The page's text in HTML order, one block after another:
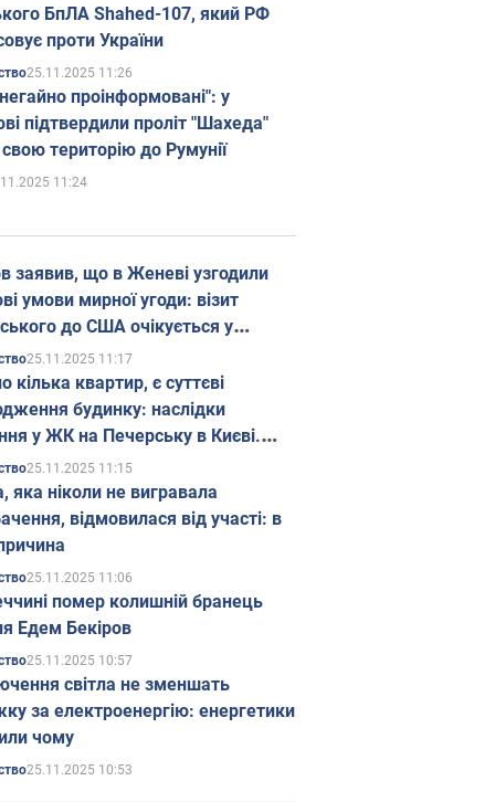
БпЛА Shahed-107, який РФ
проти України
25.11.2025 11:26
проінформовані": у
підтвердили проліт "Шахеда"
територію до Румунії
11:24
заявив, що в Женеві узгодили
умови мирної угоди: візит
до США очікується у
25.11.2025 11:17
кілька квартир, є суттєві
будинку: наслідки
у ЖК на Печерську в Києві.
25.11.2025 11:15
яка ніколи не вигравала
відмовилася від участі: в
25.11.2025 11:06
помер колишній бранець
Едем Бекіров
25.11.2025 10:57
світла не зменшать
за електроенергію: енергетики
чому
25.11.2025 10:53